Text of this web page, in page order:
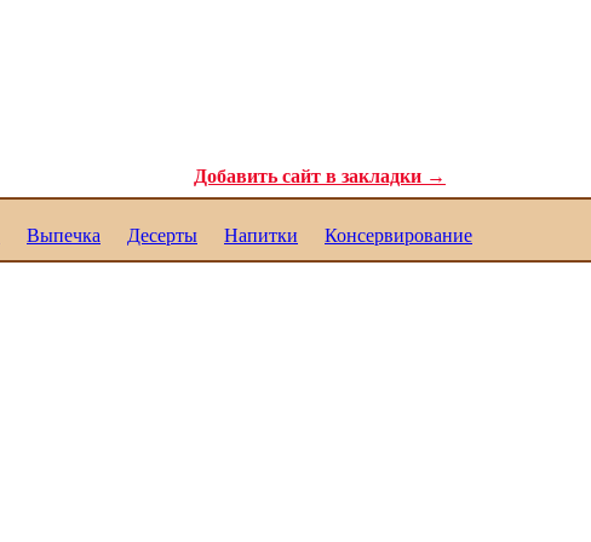
Добавить сайт в закладки →
Выпечка Десерты Напитки Консервирование